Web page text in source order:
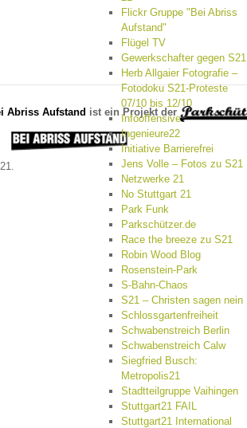
Flickr Gruppe "Bei Abriss
Aufstand"
Flügel TV
Gewerkschafter gegen S21
Herb Allgaier Fotografie –
Fotodoku S21-Proteste
07/10 bis 12/10
Infooffensive
Ingenieure22
Initiative Barrierefrei
Jens Volle – Fotos zu S21
Netzwerke 21
No Stuttgart 21
Park Funk
Parkschützer.de
Race the breeze zu S21
Robin Wood Blog
Rosenstein-Park
S-Bahn-Chaos
S21 – Christen sagen nein
Schlossgartenfreiheit
Schwabenstreich Berlin
Schwabenstreich Calw
Siegfried Busch:
Metropolis21
Stadtteilgruppe Vaihingen
Stuttgart21 FAIL
Stuttgart21 International
Abriss Aufstand ist ein Projekt der